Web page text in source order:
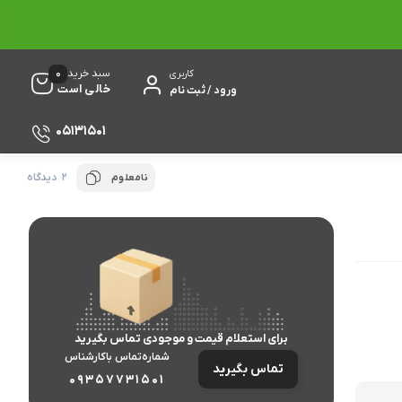
کاربری
ورود / ثبت نام
سبد خرید
خالی است
0
05131501
نامعلوم 2 دیدگاه
برای استعلام قیمت و موجودی تماس بگیرید
تماس بگیرید
شماره‌تماس‌ با‌کارشناس
09357731501